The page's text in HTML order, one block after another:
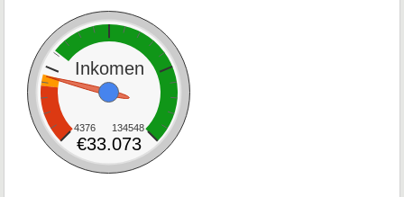
Inkomen
4376 134548
€33.073